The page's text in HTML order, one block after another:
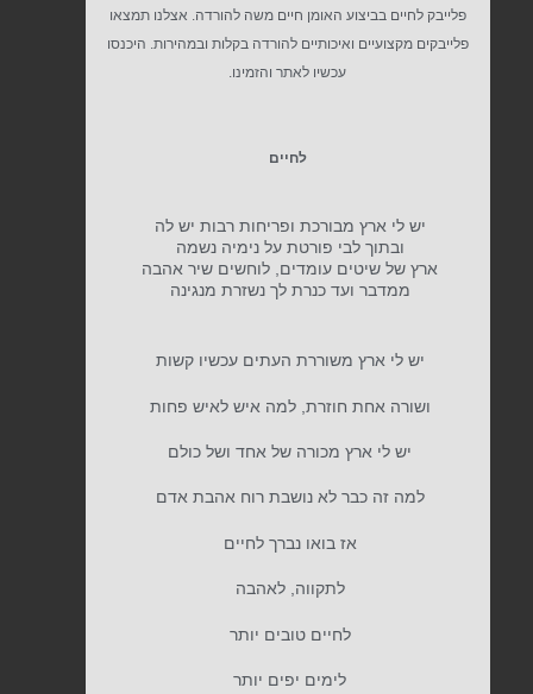
פלייבק לחיים בביצוע האומן חיים משה להורדה. אצלנו תמצאו
פלייבקים מקצועיים ואיכותיים להורדה בקלות ובמהירות. היכנסו
עכשיו לאתר והזמינו.
לחיים
יש לי ארץ מבורכת ופריחות רבות יש לה
ובתוך לבי פורטת על נימיה נשמה
ארץ של שיטים עומדים, לוחשים שיר אהבה
ממדבר ועד כנרת לך נשזרת מנגינה
יש לי ארץ משוררת העתים עכשיו קשות
ושורה אחת חוזרת, למה איש לאיש פחות
יש לי ארץ מכורה של אחד ושל כולם
למה זה כבר לא נושבת רוח אהבת אדם
אז בואו נברך לחיים
לתקווה, לאהבה
לחיים טובים יותר
לימים יפים יותר